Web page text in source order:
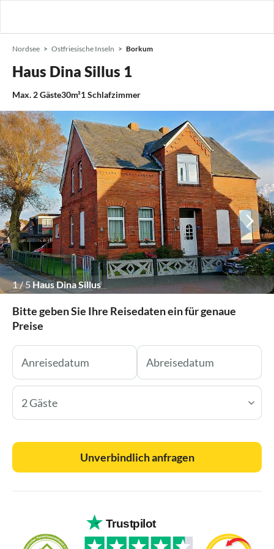
Nordsee Ostfriesische Inseln Borkum
Haus Dina Sillus 1
Max. 2Gäste30m²1Schlafzimmer
1/5Haus Dina Sillus
Bitte geben Sie Ihre Reisedaten ein für genaue
Preise
2 Gäste
Unverbindlich anfragen